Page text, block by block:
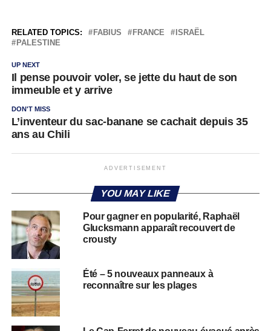
RELATED TOPICS: FABIUS FRANCE
ISRAËL
PALESTINE
UP NEXT
Il pense pouvoir voler, se jette du haut de son
immeuble et y arrive
DON'T MISS
L’inventeur du sac-banane se cachait depuis 35
ans au Chili
ADVERTISEMENT
YOU MAY LIKE
Pour gagner en popularité, Raphaël
Glucksmann apparaît recouvert de
crousty
Été – 5 nouveaux panneaux à
reconnaître sur les plages